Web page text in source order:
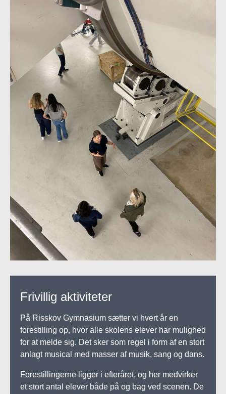
Frivillig aktiviteter
På Risskov Gymnasium sætter vi hvert år en
forestilling op, hvor alle skolens elever har mulighed
for at melde sig. Det sker som regel i form af en stort
anlagt musical med masser af musik, sang og dans.
Forestillingerne ligger i efteråret, og her medvirker
et stort antal elever både på og bag ved scenen. De